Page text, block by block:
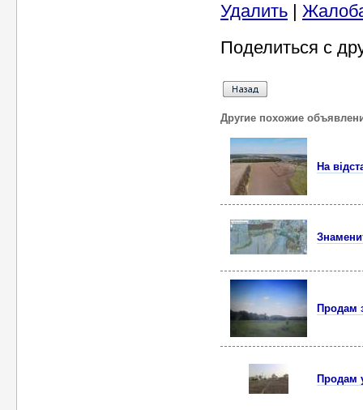
Удалить |
Поделиться с
Другие похожие
На
Продам
Продам